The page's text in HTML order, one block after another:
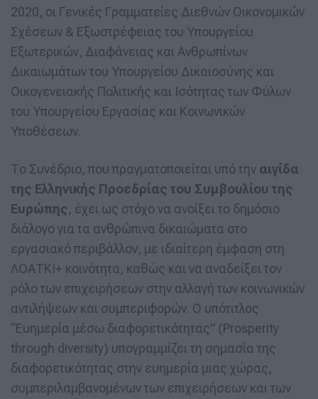
2020, οι Γενικές Γραμματείες Διεθνών Οικονομικών
Σχέσεων & Εξωστρέφειας του Υπουργείου
Εξωτερικών, Διαφάνειας και Ανθρωπίνων
Δικαιωμάτων του Υπουργείου Δικαιοσύνης και
Οικογενειακής Πολιτικής και Ισότητας των Φύλων
του Υπουργείου Εργασίας και Κοινωνικών
Υποθέσεων.
Το Συνέδριο, που πραγματοποιείται υπό την αιγίδα
της Ελληνικής Προεδρίας του Συμβουλίου της
Ευρώπης, έχει ως στόχο να ανοίξει το δημόσιο
διάλογο για τα ανθρώπινα δικαιώματα στο
εργασιακό περιβάλλον, με ιδιαίτερη έμφαση στη
ΛΟΑΤΚΙ+ κοινότητα, καθώς και να αναδείξει τον
ρόλο των επιχειρήσεων στην αλλαγή των κοινωνικών
αντιλήψεων και συμπεριφορών. Ο υπότιτλος
“Ευημερία μέσω διαφορετικότητας” (Prosperity
through diversity) υπογραμμίζει τη σημασία της
διαφορετικότητας στην ευημερία μιας χώρας,
συμπεριλαμβανομένων των επιχειρήσεων και των